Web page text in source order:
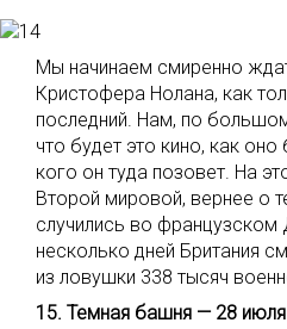
Мы начинаем смиренно
Кристофера Нолана, как
последний. Нам, по
что будет это кино, как оно
кого он туда позовет. На
Второй мировой, вернее о
случились во
несколько дней Британия
из ловушки 338 тысяч
15. Темная башня — 28